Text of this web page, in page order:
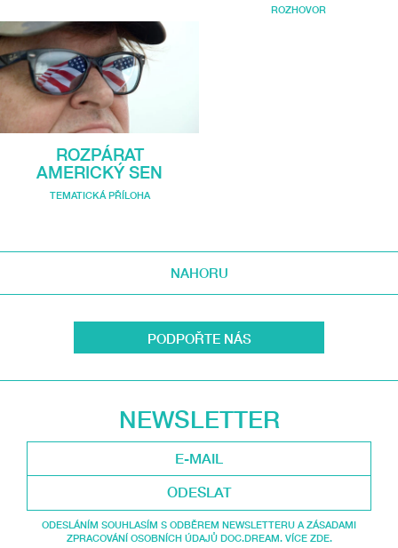
ROZPÁRAT
AMERICKÝ SEN
TEMATICKÁ PŘÍLOHA
ROZHOVOR
NAHORU
PODPOŘTE NÁS
NEWSLETTER
ODESLAT
ODESLÁNÍM SOUHLASÍM S ODBĚREM NEWSLETTERU A ZÁSADAMI
ZPRACOVÁNÍ OSOBNÍCH ÚDAJŮ DOC.DREAM. VÍCE ZDE.